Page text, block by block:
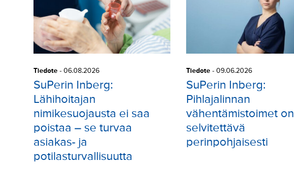
Tiedote - 06.08.2026
SuPerin Inberg:
Lähihoitajan
nimikesuojausta ei saa
poistaa – se turvaa
asiakas- ja
potilasturvallisuutta
Tiedote - 09.06.2026
SuPerin Inberg:
Pihlajalinnan
vähentämistoimet on
selvitettävä
perinpohjaisesti